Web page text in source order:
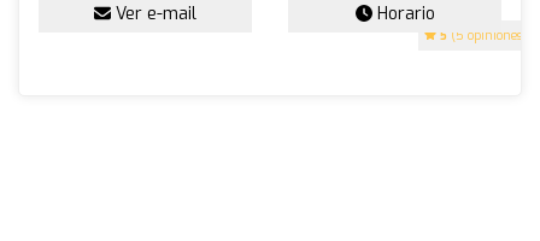
5 (5 opiniones)
Ver e-mail Horario